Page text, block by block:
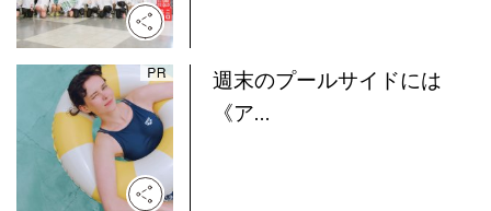
週末のプールサイドには
《ア...